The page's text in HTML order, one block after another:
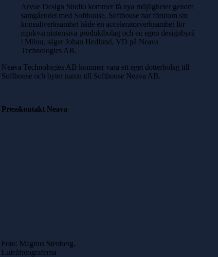
Arvue Design Studio kommer få nya möjligheter genom
samgåendet med Softhouse. Softhouse har förutom sin
konsultverksamhet både en acceleratorverksamhet för
mjukvaruintensiva produktbolag och en egen designbyrå
i Milou, säger Johan Hedlund, VD på Neava
Technologies AB.
Neava Technologies AB kommer vara ett eget dotterbolag till
Softhouse och byter namn till Softhouse Neava AB.
Presskontakt Neava
Foto: Magnus Stenberg,
Luleåfotograferna